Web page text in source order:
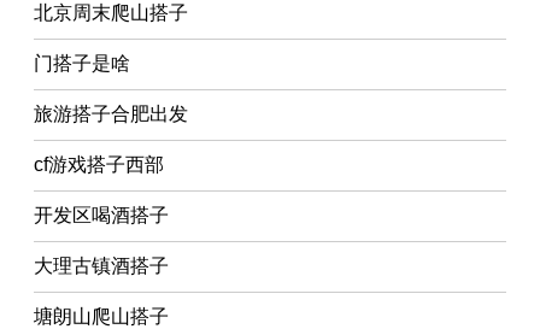
北京周末爬山搭子
门搭子是啥
旅游搭子合肥出发
cf游戏搭子西部
开发区喝酒搭子
大理古镇酒搭子
塘朗山爬山搭子